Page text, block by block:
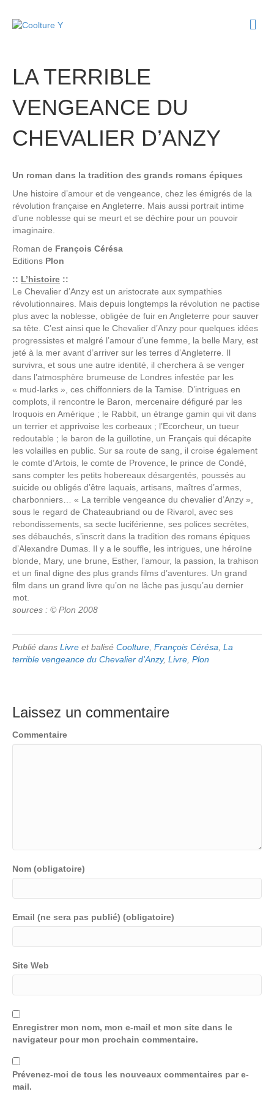
LA TERRIBLE
VENGEANCE DU
CHEVALIER D’ANZY
Un roman dans la tradition des grands romans épiques
Une histoire d’amour et de vengeance, chez les émigrés de la
révolution française en Angleterre. Mais aussi portrait intime
d’une noblesse qui se meurt et se déchire pour un pouvoir
imaginaire.
Roman de François Cérésa
Editions Plon
:: L’histoire ::
Le Chevalier d’Anzy est un aristocrate aux sympathies
révolutionnaires. Mais depuis longtemps la révolution ne pactise
plus avec la noblesse, obligée de fuir en Angleterre pour sauver
sa tête. C’est ainsi que le Chevalier d’Anzy pour quelques idées
progressistes et malgré l’amour d’une femme, la belle Mary, est
jeté à la mer avant d’arriver sur les terres d’Angleterre. Il
survivra, et sous une autre identité, il cherchera à se venger
dans l’atmosphère brumeuse de Londres infestée par les
« mud-larks », ces chiffonniers de la Tamise. D’intrigues en
complots, il rencontre le Baron, mercenaire défiguré par les
Iroquois en Amérique ; le Rabbit, un étrange gamin qui vit dans
un terrier et apprivoise les corbeaux ; l’Ecorcheur, un tueur
redoutable ; le baron de la guillotine, un Français qui décapite
les volailles en public. Sur sa route de sang, il croise également
le comte d’Artois, le comte de Provence, le prince de Condé,
sans compter les petits hobereaux désargentés, poussés au
suicide ou obligés d’être laquais, artisans, maîtres d’armes,
charbonniers… « La terrible vengeance du chevalier d’Anzy »,
sous le regard de Chateaubriand ou de Rivarol, avec ses
rebondissements, sa secte luciférienne, ses polices secrètes,
ses débauchés, s’inscrit dans la tradition des romans épiques
d’Alexandre Dumas. Il y a le souffle, les intrigues, une héroïne
blonde, Mary, une brune, Esther, l’amour, la passion, la trahison
et un final digne des plus grands films d’aventures. Un grand
film dans un grand livre qu’on ne lâche pas jusqu’au dernier
mot.
sources : © Plon 2008
Publié dans Livre et balisé Coolture, François Cérésa, La
terrible vengeance du Chevalier d'Anzy, Livre, Plon
Laissez un commentaire
Commentaire
Nom (obligatoire)
Email (ne sera pas publié) (obligatoire)
Site Web
Enregistrer mon nom, mon e-mail et mon site dans le
navigateur pour mon prochain commentaire.
Prévenez-moi de tous les nouveaux commentaires par e-
mail.